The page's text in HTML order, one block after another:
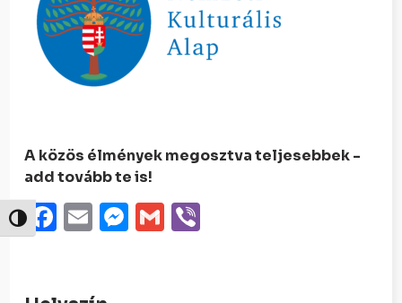
Nagy kontraszt váltása
A közös élmények megosztva teljesebbek -
add tovább te is!
Facebook
EmailMessenger
Gmail